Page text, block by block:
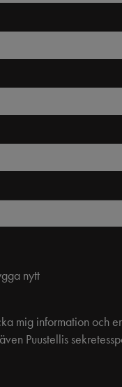
nytt
mig information och
Puustellis